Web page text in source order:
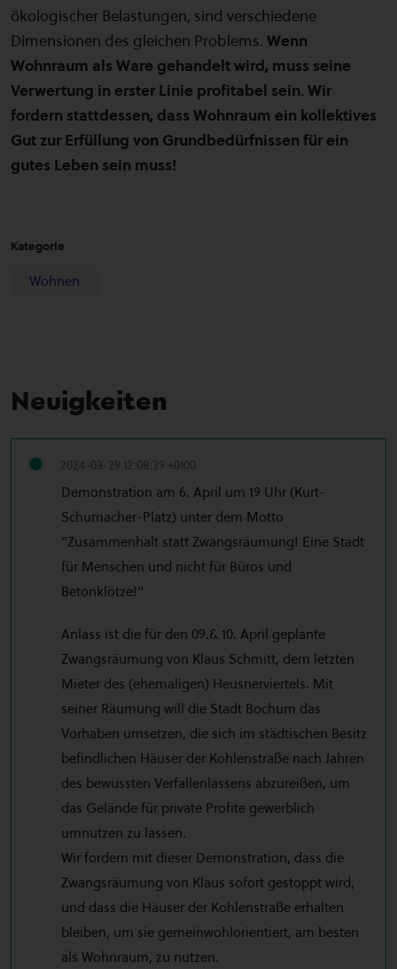
ökologischer Belastungen, sind verschiedene
Dimensionen des gleichen Problems. Wenn
Wohnraum als Ware gehandelt wird, muss seine
Verwertung in erster Linie profitabel sein. Wir
fordern stattdessen, dass Wohnraum ein kollektives
Gut zur Erfüllung von Grundbedürfnissen für ein
gutes Leben sein muss!
Kategorie
Wohnen
Neuigkeiten
2024-03-29 12:08:39 +0100
Demonstration am 6. April um 19 Uhr (Kurt-
Schumacher-Platz) unter dem Motto
"Zusammenhalt statt Zwangsräumung! Eine Stadt
für Menschen und nicht für Büros und
Betonklötze!"
Anlass ist die für den 09.& 10. April geplante
Zwangsräumung von Klaus Schmitt, dem letzten
Mieter des (ehemaligen) Heusnerviertels. Mit
seiner Räumung will die Stadt Bochum das
Vorhaben umsetzen, die sich im städtischen Besitz
befindlichen Häuser der Kohlenstraße nach Jahren
des bewussten Verfallenlassens abzureißen, um
das Gelände für private Profite gewerblich
umnutzen zu lassen.
Wir fordern mit dieser Demonstration, dass die
Zwangsräumung von Klaus sofort gestoppt wird,
und dass die Häuser der Kohlenstraße erhalten
bleiben, um sie gemeinwohlorientiert, am besten
als Wohnraum, zu nutzen.